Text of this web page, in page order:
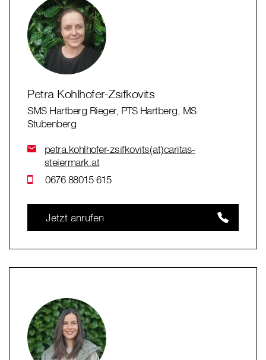
Petra Kohlhofer-Zsifkovits
SMS Hartberg Rieger, PTS Hartberg, MS
Stubenberg
petra.kohlhofer-zsifkovits(at)caritas-
steiermark.at
0676 88015 615
Jetzt anrufen